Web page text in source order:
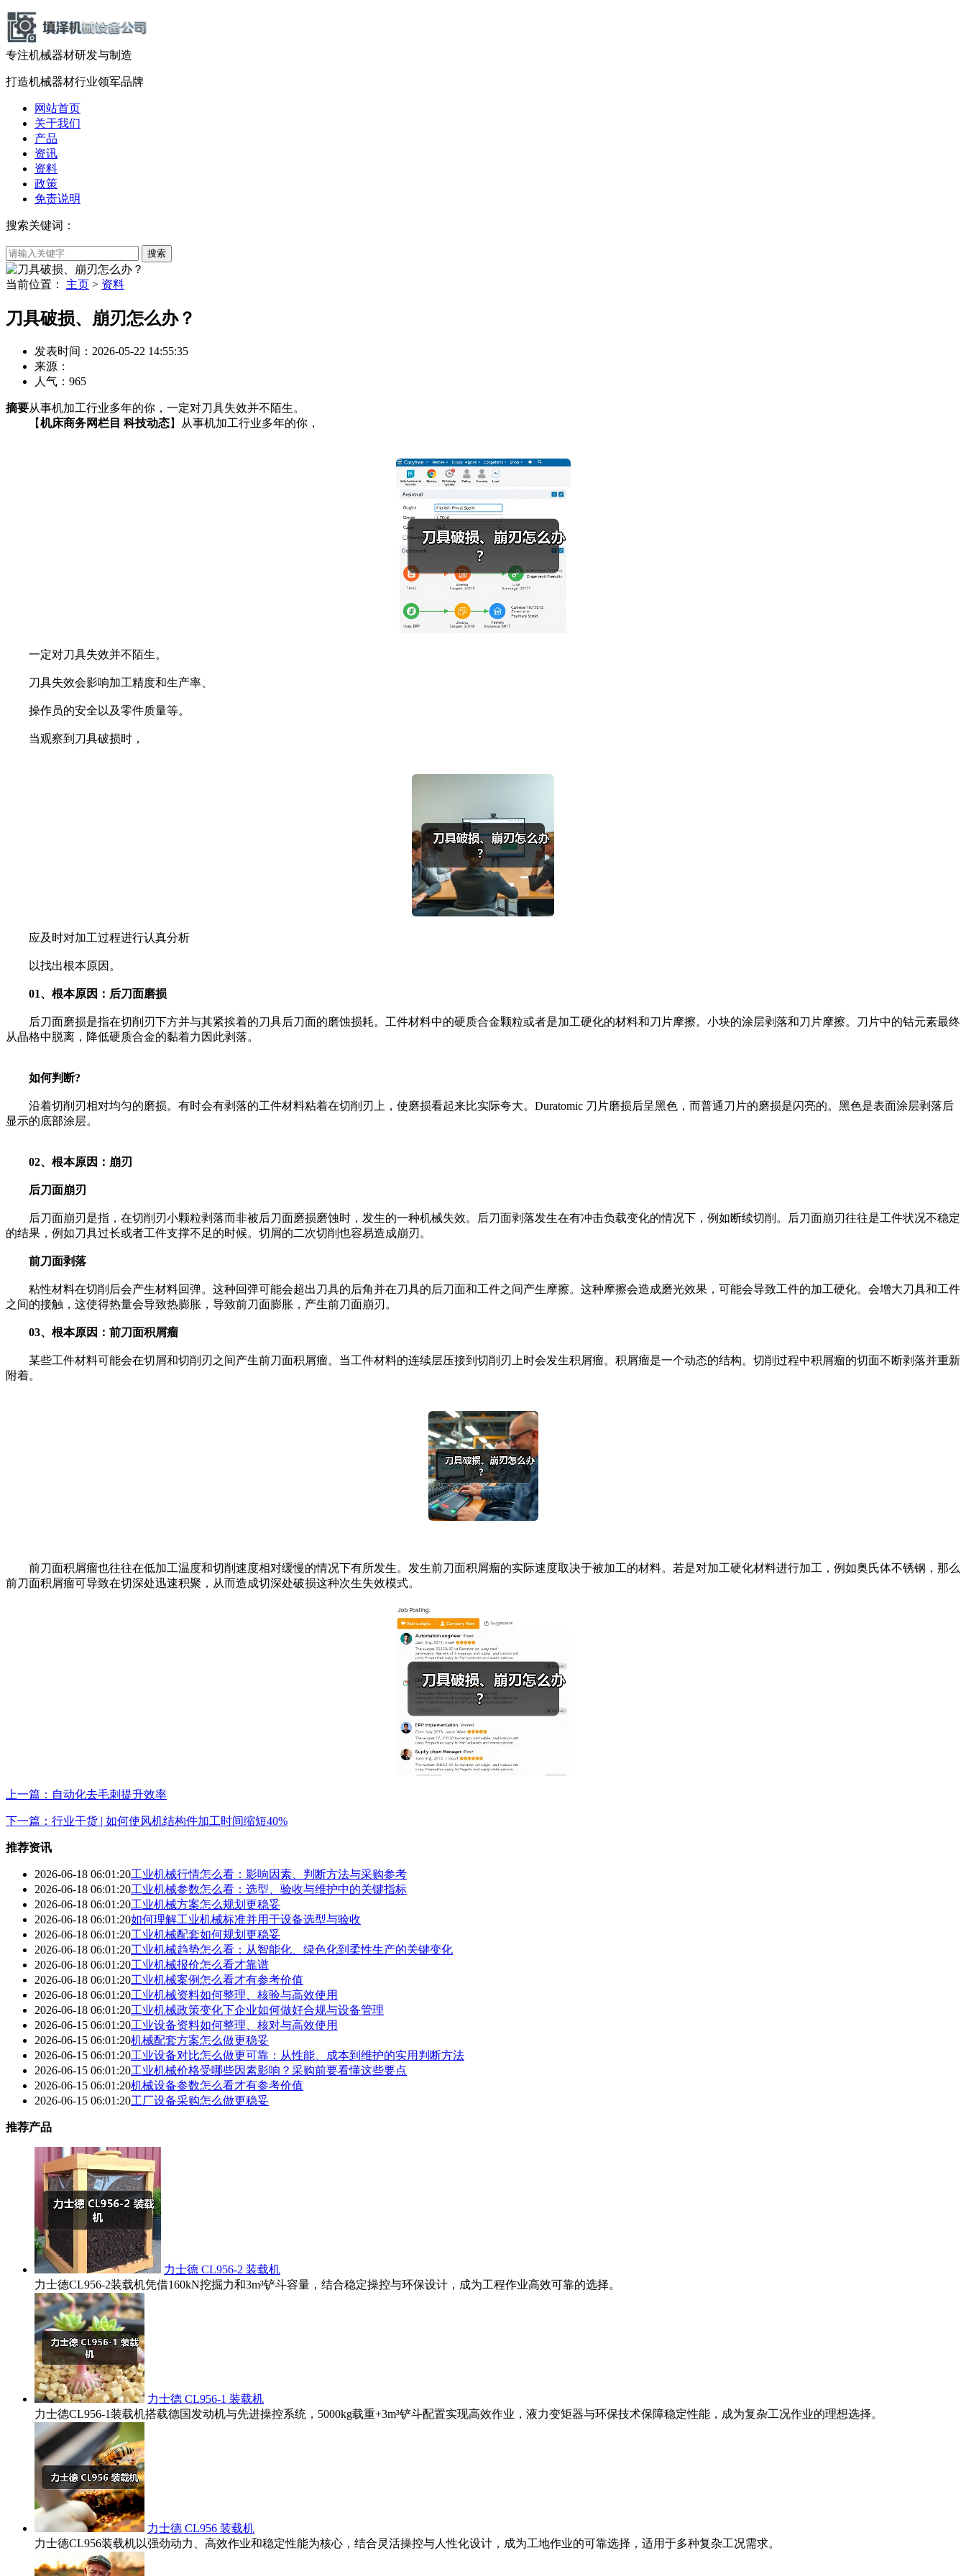
专注机械器材研发与制造
打造机械器材行业领军品牌
网站首页
关于我们
产品
资讯
资料
政策
免责说明
搜索关键词：
当前位置： 主页 > 资料
刀具破损、崩刃怎么办？
发表时间：2026-05-22 14:55:35
来源：
人气： 965
摘要从事机加工行业多年的你，一定对刀具失效并不陌生。
【机床商务网栏目 科技动态】从事机加工行业多年的你，
一定对刀具失效并不陌生。
刀具失效会影响加工精度和生产率、
操作员的安全以及零件质量等。
当观察到刀具破损时，
应及时对加工过程进行认真分析
以找出根本原因。
01、根本原因： 后刀面磨损
后刀面磨损是指在切削刃下方并与其紧挨着的刀具后刀面的磨蚀损耗。工件材料中的硬质合金颗粒或者是加工硬化的材料和刀片摩擦。小块的涂层剥落和刀片摩擦。刀片中的钴元素最终
从晶格中脱离，降低硬质合金的黏着力因此剥落。
如何判断?
沿着切削刃相对均匀的磨损。有时会有剥落的工件材料粘着在切削刃上，使磨损看起来比实际夸大。Duratomic 刀片磨损后呈黑色，而普通刀片的磨损是闪亮的。黑色是表面涂层剥落后
显示的底部涂层。
02、根本原因： 崩刃
后刀面崩刃
后刀面崩刃是指，在切削刃小颗粒剥落而非被后刀面磨损磨蚀时，发生的一种机械失效。后刀面剥落发生在有冲击负载变化的情况下，例如断续切削。后刀面崩刃往往是工件状况不稳定
的结果，例如刀具过长或者工件支撑不足的时候。切屑的二次切削也容易造成崩刃。
前刀面剥落
粘性材料在切削后会产生材料回弹。这种回弹可能会超出刀具的后角并在刀具的后刀面和工件之间产生摩擦。这种摩擦会造成磨光效果，可能会导致工件的加工硬化。会增大刀具和工件
之间的接触，这使得热量会导致热膨胀，导致前刀面膨胀，产生前刀面崩刃。
03、根本原因： 前刀面积屑瘤
某些工件材料可能会在切屑和切削刃之间产生前刀面积屑瘤。当工件材料的连续层压接到切削刃上时会发生积屑瘤。积屑瘤是一个动态的结构。切削过程中积屑瘤的切面不断剥落并重新
附着。
前刀面积屑瘤也往往在低加工温度和切削速度相对缓慢的情况下有所发生。发生前刀面积屑瘤的实际速度取决于被加工的材料。若是对加工硬化材料进行加工，例如奥氏体不锈钢，那么
前刀面积屑瘤可导致在切深处迅速积聚，从而造成切深处破损这种次生失效模式。
上一篇：自动化去毛刺提升效率
下一篇：行业干货 | 如何使风机结构件加工时间缩短40%
推荐资讯
2026-06-18 06:01:20工业机械行情怎么看：影响因素、判断方法与采购参考
2026-06-18 06:01:20工业机械参数怎么看：选型、验收与维护中的关键指标
2026-06-18 06:01:20工业机械方案怎么规划更稳妥
2026-06-18 06:01:20如何理解工业机械标准并用于设备选型与验收
2026-06-18 06:01:20工业机械配套如何规划更稳妥
2026-06-18 06:01:20工业机械趋势怎么看：从智能化、绿色化到柔性生产的关键变化
2026-06-18 06:01:20工业机械报价怎么看才靠谱
2026-06-18 06:01:20工业机械案例怎么看才有参考价值
2026-06-18 06:01:20工业机械资料如何整理、核验与高效使用
2026-06-18 06:01:20工业机械政策变化下企业如何做好合规与设备管理
2026-06-15 06:01:20工业设备资料如何整理、核对与高效使用
2026-06-15 06:01:20机械配套方案怎么做更稳妥
2026-06-15 06:01:20工业设备对比怎么做更可靠：从性能、成本到维护的实用判断方法
2026-06-15 06:01:20工业机械价格受哪些因素影响？采购前要看懂这些要点
2026-06-15 06:01:20机械设备参数怎么看才有参考价值
2026-06-15 06:01:20工厂设备采购怎么做更稳妥
推荐产品
力士德 CL956-2 装载机
力士德CL956-2装载机凭借160kN挖掘力和3m³铲斗容量，结合稳定操控与环保设计，成为工程作业高效可靠的选择。
力士德 CL956-1 装载机
力士德CL956-1装载机搭载德国发动机与先进操控系统，5000kg载重+3m³铲斗配置实现高效作业，液力变矩器与环保技术保障稳定性能，成为复杂工况作业的理想选择。
力士德 CL956 装载机
力士德CL956装载机以强劲动力、高效作业和稳定性能为核心，结合灵活操控与人性化设计，成为工地作业的可靠选择，适用于多种复杂工况需求。